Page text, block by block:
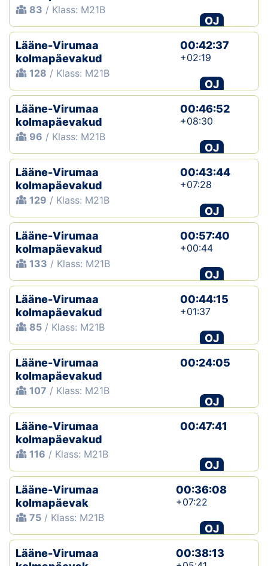
83 / Klass: M21B
OJ
Lääne-Virumaa
kolmapäevakud
128 / Klass: M21B
00:42:37
+02:19
OJ
Lääne-Virumaa
kolmapäevakud
96 / Klass: M21B
00:46:52
+08:30
OJ
Lääne-Virumaa
kolmapäevakud
129 / Klass: M21B
00:43:44
+07:28
OJ
Lääne-Virumaa
kolmapäevakud
133 / Klass: M21B
00:57:40
+00:44
OJ
Lääne-Virumaa
kolmapäevakud
85 / Klass: M21B
00:44:15
+01:37
OJ
Lääne-Virumaa
kolmapäevakud
107 / Klass: M21B
00:24:05
OJ
Lääne-Virumaa
kolmapäevakud
116 / Klass: M21B
00:47:41
OJ
Lääne-Virumaa
kolmapäevak
75 / Klass: M21B
00:36:08
+07:22
OJ
Lääne-Virumaa
00:38:13